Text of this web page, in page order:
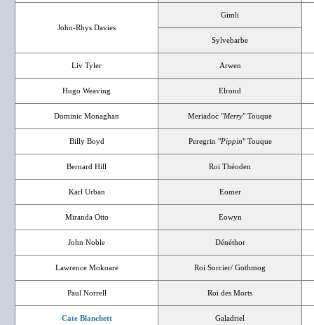
John-Rhys Davies
Gimli
Sylvebarbe
Liv Tyler Arwen
Hugo Weaving Elrond
Dominic Monaghan Meriadoc "Merry" Touque
Billy Boyd Peregrin "Pippin" Touque
Bernard Hill Roi Théoden
Karl Urban Eomer
Miranda Otto Eowyn
John Noble Dénéthor
Lawrence Mokoare Roi Sorcier/ Gothmog
Paul Norrell Roi des Morts
Cate Blanchett Galadriel